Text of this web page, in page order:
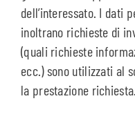
dell’interessato. I dati
inoltrano richieste di
(quali richieste
ecc.) sono utilizzati al
la prestazione richiesta.